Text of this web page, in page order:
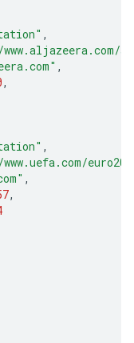
,
,
,
,
,
,